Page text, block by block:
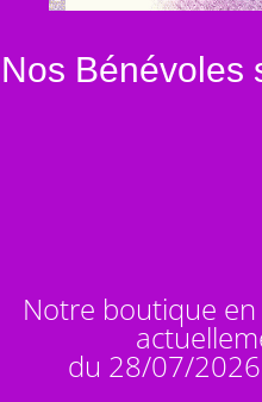
Nos Bénévoles
Notre boutique en
du 28/07/